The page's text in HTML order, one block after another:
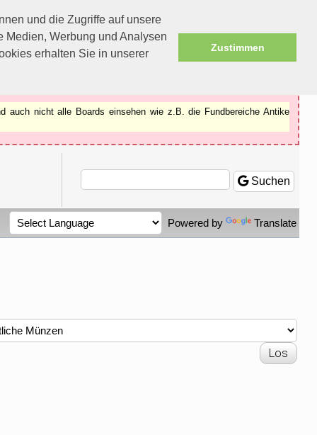
und die Zugriffe auf unsere
Medien, Werbung und Analysen
erhalten Sie in unserer
Zustimmen
auch nicht alle Boards einsehen wie z.B. die Fundbereiche Antike
Suchen
Powered by Translate